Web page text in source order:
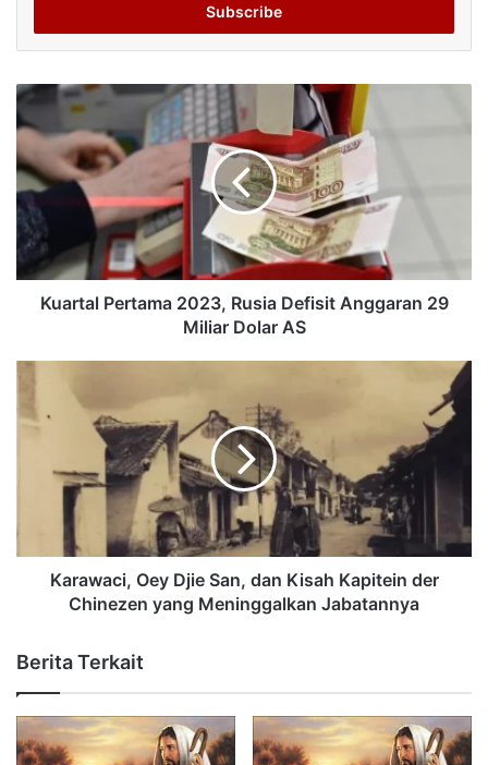
Kuartal Pertama 2023, Rusia Defisit Anggaran 29
Miliar Dolar AS
Karawaci, Oey Djie San, dan Kisah Kapitein der
Chinezen yang Meninggalkan Jabatannya
Berita Terkait